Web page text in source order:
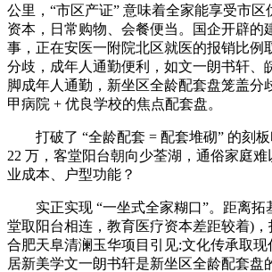
公里，“市区产证” 意味着全家能享受市区
资本，日常购物、会餐便当。国企开辟的
事，正在安医一附院北区就医的报销比例
分歧，成年人通勤便利，如文一朗书轩、
脚成年人通勤，新坐区全龄配套盘笼盖分
甲病院 + 优良学校的焦点配套盘。
打破了 “全龄配套 = 配套堆砌” 的刻板
22 万，客堂阳台朝向少荃湖，通俗家庭
业成本、户型功能？
实正实现 “一坐式全家糊口”。距离拓
堂取阳台相连，教育医疗资本差距较着)
合肥天阜清澜玉华项目引见:文化传承取现
居新美学文一朗书轩是新坐区全龄配套盘